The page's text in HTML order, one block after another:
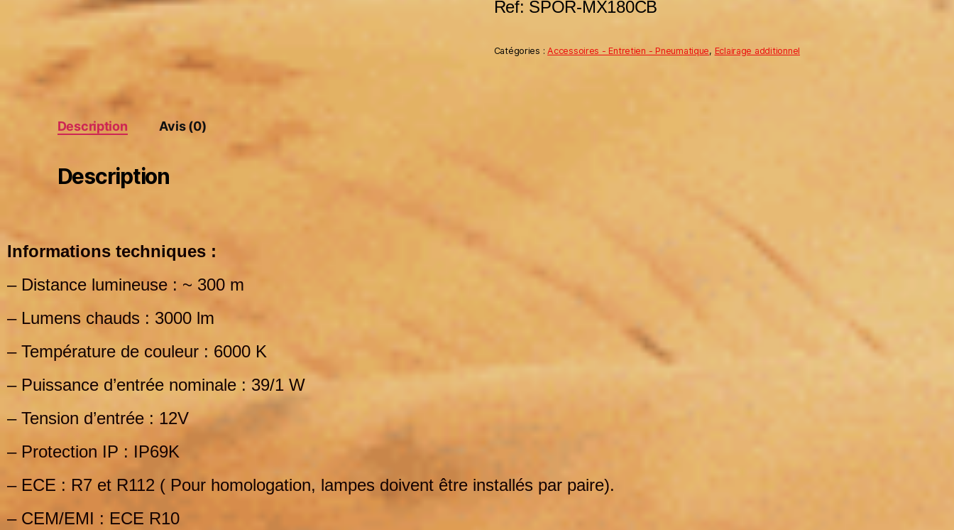
Ref: SPOR-MX180CB
Catégories :Accessoires - Entretien - Pneumatique, Eclairage additionnel
Description Avis (0)
Description
Informations techniques :
– Distance lumineuse : ~ 300 m
– Lumens chauds : 3000 lm
– Température de couleur : 6000 K
– Puissance d’entrée nominale : 39/1 W
– Tension d’entrée : 12V
– Protection IP : IP69K
– ECE : R7 et R112 ( Pour homologation, lampes doivent être installés par paire).
– CEM/EMI : ECE R10